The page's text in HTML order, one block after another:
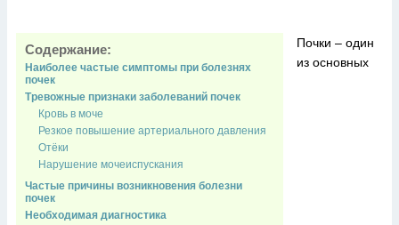
Содержание:
Наиболее частые симптомы при болезнях
почек
Тревожные признаки заболеваний почек
Кровь в моче
Резкое повышение артериального давления
Отёки
Нарушение мочеиспускания
Частые причины возникновения болезни
почек
Необходимая диагностика
Почки – один
из основных